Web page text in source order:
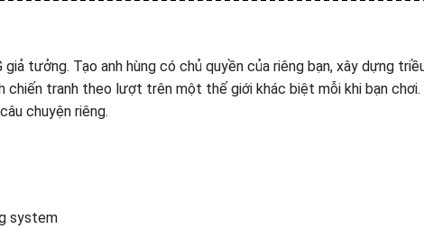
tưởng. Tạo anh hùng có chủ quyền của riêng bạn, xây dựng
chiến tranh theo lượt trên một thế giới khác biệt mỗi khi bạn chơi.
chuyện riêng.
system